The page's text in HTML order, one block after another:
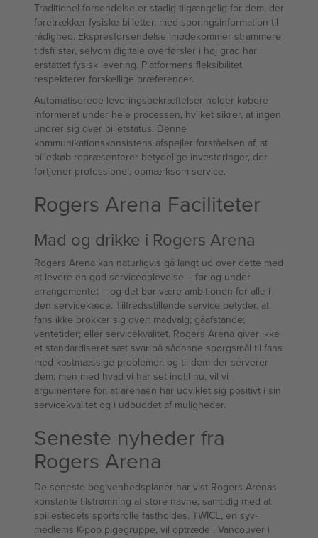
Traditionel forsendelse er stadig tilgængelig for dem, der
foretrækker fysiske billetter, med sporingsinformation til
rådighed. Ekspresforsendelse imødekommer strammere
tidsfrister, selvom digitale overførsler i høj grad har
erstattet fysisk levering. Platformens fleksibilitet
respekterer forskellige præferencer.
Automatiserede leveringsbekræftelser holder købere
informeret under hele processen, hvilket sikrer, at ingen
undrer sig over billetstatus. Denne
kommunikationskonsistens afspejler forståelsen af, at
billetkøb repræsenterer betydelige investeringer, der
fortjener professionel, opmærksom service.
Rogers Arena Faciliteter
Mad og drikke i Rogers Arena
Rogers Arena kan naturligvis gå langt ud over dette med
at levere en god serviceoplevelse – før og under
arrangementet – og det bør være ambitionen for alle i
den servicekæde. Tilfredsstillende service betyder, at
fans ikke brokker sig over: madvalg; gåafstande;
ventetider; eller servicekvalitet. Rogers Arena giver ikke
et standardiseret sæt svar på sådanne spørgsmål til fans
med kostmæssige problemer, og til dem der serverer
dem; men med hvad vi har set indtil nu, vil vi
argumentere for, at arenaen har udviklet sig positivt i sin
servicekvalitet og i udbuddet af muligheder.
Seneste nyheder fra
Rogers Arena
De seneste begivenhedsplaner har vist Rogers Arenas
konstante tilstrømning af store navne, samtidig med at
spillestedets sportsrolle fastholdes. TWICE, en syv-
medlems K-pop pigegruppe, vil optræde i Vancouver i